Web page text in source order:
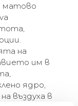
матово
на
им в
ядро,
въздуха в